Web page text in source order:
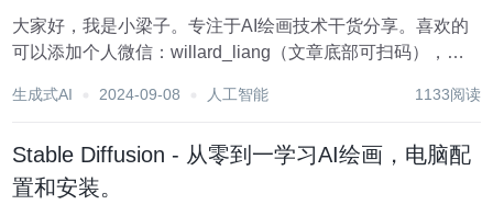
大家好，我是小梁子。专注于AI绘画技术干货分享。喜欢的
可以添加个人微信：willard_liang（文章底部可扫码），加
长。 今天和大家分享一个服装饰品分类背景的基于SDXL的
生成式AI 2024-09-08 人工智能 1133阅读
Stable Diffusion - 从零到一学习AI绘画，电脑配
置和安装。